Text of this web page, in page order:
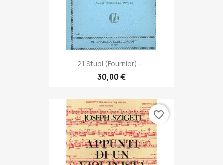
21 Studi (Fournier) -...
30,00 €
favorite_border